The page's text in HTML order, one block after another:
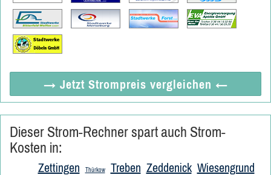
→ Jetzt Strompreis vergleichen ←
Dieser Strom-Rechner spart auch Strom-
Kosten in:
Zettingen Thürkow Treben Zeddenick Wiesengrund